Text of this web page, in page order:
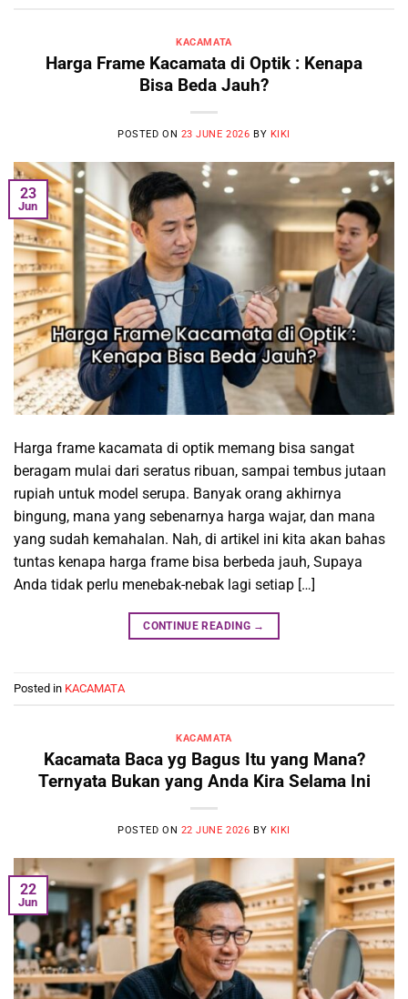
KACAMATA
Harga Frame Kacamata di Optik : Kenapa
Bisa Beda Jauh?
POSTED ON 23 JUNE 2026 BY KIKI
23
Jun
Harga frame kacamata di optik memang bisa sangat
beragam mulai dari seratus ribuan, sampai tembus jutaan
rupiah untuk model serupa. Banyak orang akhirnya
bingung, mana yang sebenarnya harga wajar, dan mana
yang sudah kemahalan. Nah, di artikel ini kita akan bahas
tuntas kenapa harga frame bisa berbeda jauh, Supaya
Anda tidak perlu menebak-nebak lagi setiap […]
CONTINUE READING →
Posted in KACAMATA
KACAMATA
Kacamata Baca yg Bagus Itu yang Mana?
Ternyata Bukan yang Anda Kira Selama Ini
POSTED ON 22 JUNE 2026 BY KIKI
22
Jun